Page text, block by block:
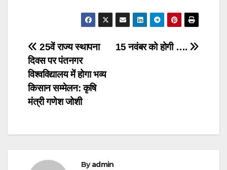
Post
navigation
15 नवंबर को होगी ….
25वें राज्य स्थापना
दिवस पर पंतनगर
विश्वविद्यालय में होगा भव्य
किसान सम्मेलन: कृषि
मंत्री गणेश जोशी
Byadmin